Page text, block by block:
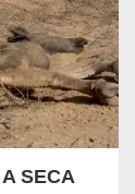
SECA